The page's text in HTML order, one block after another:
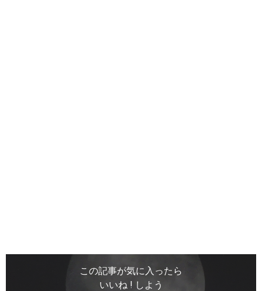
この記事が気に入ったら
いいね ! しよう